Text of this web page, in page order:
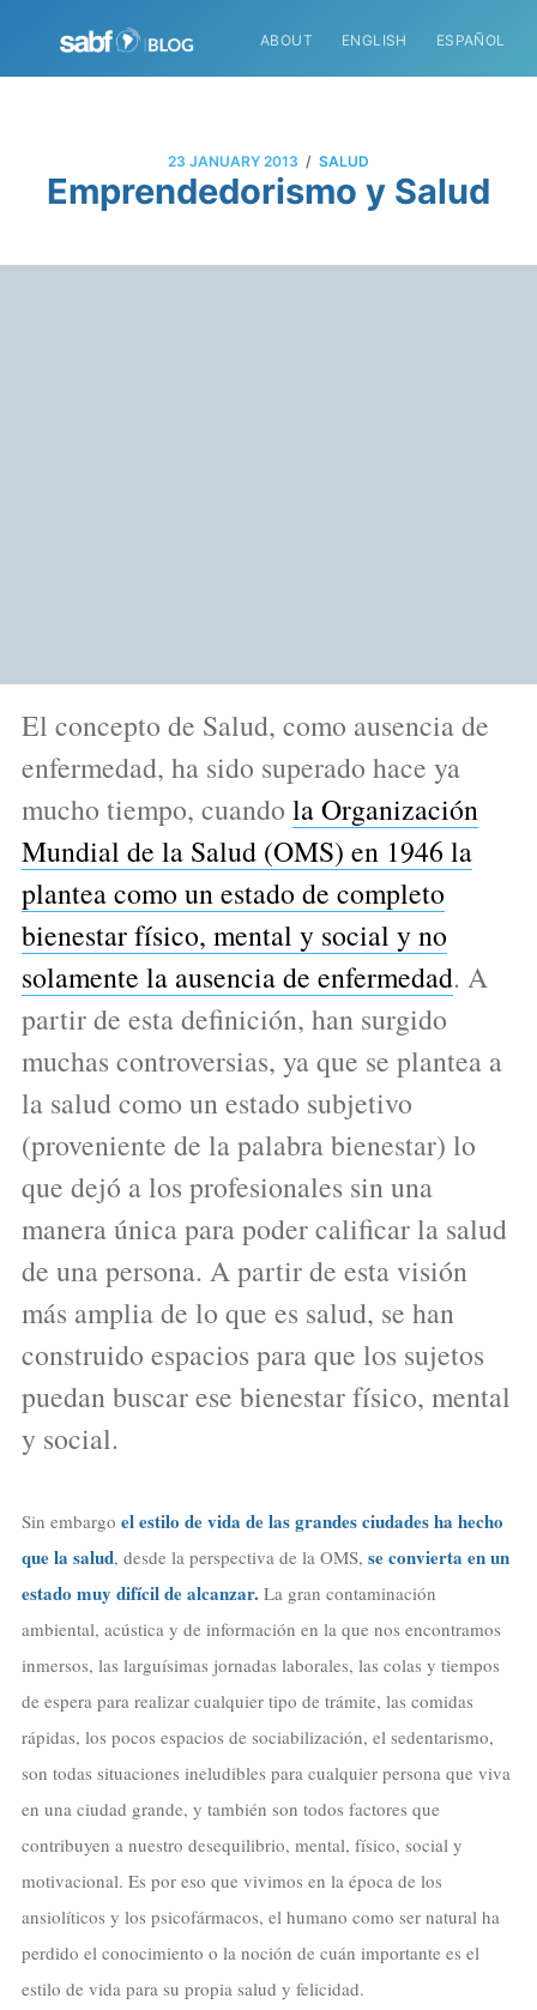
ABOUT ENGLISH ESPAÑOL
23 JANUARY 2013 / SALUD
Emprendedorismo y Salud
El concepto de Salud, como ausencia de
enfermedad, ha sido superado hace ya
mucho tiempo, cuando la Organización
Mundial de la Salud (OMS) en 1946 la
plantea como un estado de completo
bienestar físico, mental y social y no
solamente la ausencia de enfermedad. A
partir de esta definición, han surgido
muchas controversias, ya que se plantea a
la salud como un estado subjetivo
(proveniente de la palabra bienestar) lo
que dejó a los profesionales sin una
manera única para poder calificar la salud
de una persona. A partir de esta visión
más amplia de lo que es salud, se han
construido espacios para que los sujetos
puedan buscar ese bienestar físico, mental
y social.
Sin embargo el estilo de vida de las grandes ciudades ha hecho
que la salud, desde la perspectiva de la OMS, se convierta en un
estado muy difícil de alcanzar. La gran contaminación
ambiental, acústica y de información en la que nos encontramos
inmersos, las larguísimas jornadas laborales, las colas y tiempos
de espera para realizar cualquier tipo de trámite, las comidas
rápidas, los pocos espacios de sociabilización, el sedentarismo,
son todas situaciones ineludibles para cualquier persona que viva
en una ciudad grande, y también son todos factores que
contribuyen a nuestro desequilibrio, mental, físico, social y
motivacional. Es por eso que vivimos en la época de los
ansiolíticos y los psicofármacos, el humano como ser natural ha
perdido el conocimiento o la noción de cuán importante es el
estilo de vida para su propia salud y felicidad.